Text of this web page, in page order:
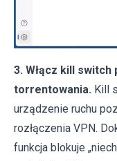
3. Włącz kill
torrentowania. Kill
urządzenie ruchu
rozłączenia VPN.
funkcja blokuje